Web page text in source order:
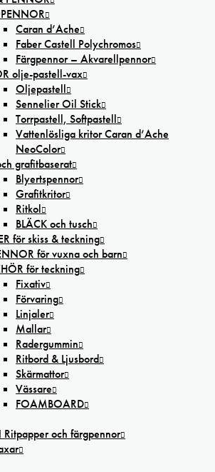
Caran d’Ache
Faber Castell Polychromos
Färgpennor – Akvarellpennor
olje-pastell-vax
Oljepastell
Sennelier Oil Stick
Torrpastell, Softpastell
Vattenlösliga kritor Caran d’Ache
NeoColor
grafitbaserat
Blyertspennor
Grafitkritor
Ritkol
BLÄCK och tusch
för skiss & teckning
för vuxna och barn
för teckning
Fixativ
Förvaring
Linjaler
Mallar
Radergummin
Ritbord & Ljusbord
Skärmattor
Vässare
FOAMBOARD
Ritpapper och färgpennor